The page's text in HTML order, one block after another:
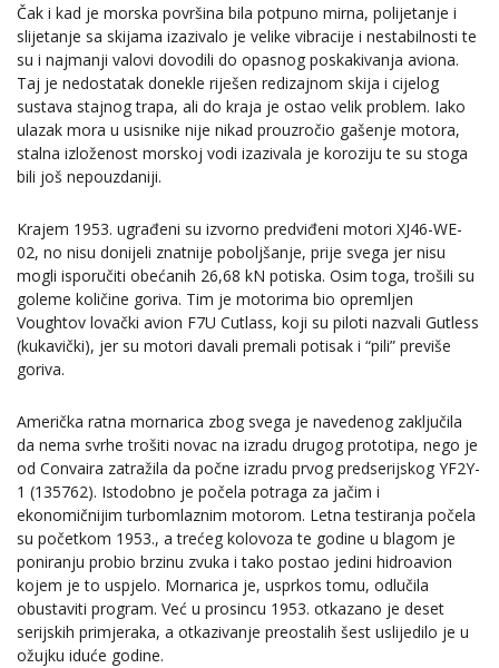
Čak i kad je morska površina bila potpuno mirna, polijetanje i
slijetanje sa skijama izazivalo je velike vibracije i nestabilnosti te
su i najmanji valovi dovodili do opasnog poskakivanja aviona.
Taj je nedostatak donekle riješen redizajnom skija i cijelog
sustava stajnog trapa, ali do kraja je ostao velik problem. Iako
ulazak mora u usisnike nije nikad prouzročio gašenje motora,
stalna izloženost morskoj vodi izazivala je koroziju te su stoga
bili još nepouzdaniji.
Krajem 1953. ugrađeni su izvorno predviđeni motori XJ46-WE-
02, no nisu donijeli znatnije poboljšanje, prije svega jer nisu
mogli isporučiti obećanih 26,68 kN potiska. Osim toga, trošili su
goleme količine goriva. Tim je motorima bio opremljen
Voughtov lovački avion F7U Cutlass, koji su piloti nazvali Gutless
(kukavički), jer su motori davali premali potisak i “pili” previše
goriva.
Američka ratna mornarica zbog svega je navedenog zaključila
da nema svrhe trošiti novac na izradu drugog prototipa, nego je
od Convaira zatražila da počne izradu prvog predserijskog YF2Y-
1 (135762). Istodobno je počela potraga za jačim i
ekonomičnijim turbomlaznim motorom. Letna testiranja počela
su početkom 1953., a trećeg kolovoza te godine u blagom je
poniranju probio brzinu zvuka i tako postao jedini hidroavion
kojem je to uspjelo. Mornarica je, usprkos tomu, odlučila
obustaviti program. Već u prosincu 1953. otkazano je deset
serijskih primjeraka, a otkazivanje preostalih šest uslijedilo je u
ožujku iduće godine.